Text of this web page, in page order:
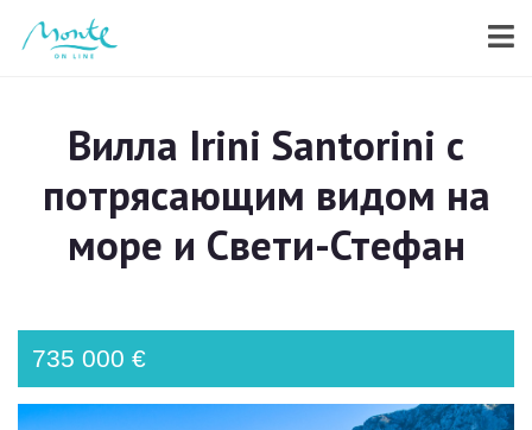
Вилла Irini Santorini с
потрясающим видом на
море и Свети-Стефан
735 000 €